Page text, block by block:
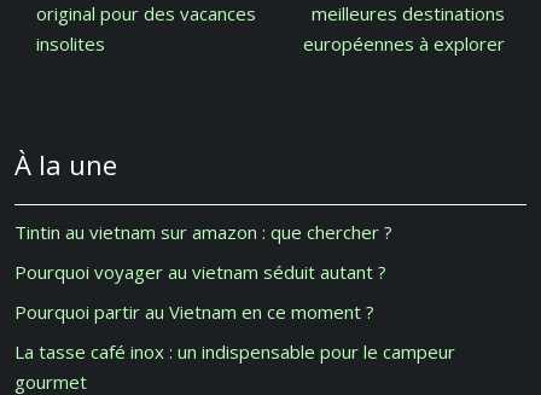
original pour des vacances
insolites
meilleures destinations
européennes à explorer
À la une
Tintin au vietnam sur amazon : que chercher ?
Pourquoi voyager au vietnam séduit autant ?
Pourquoi partir au Vietnam en ce moment ?
La tasse café inox : un indispensable pour le campeur
gourmet